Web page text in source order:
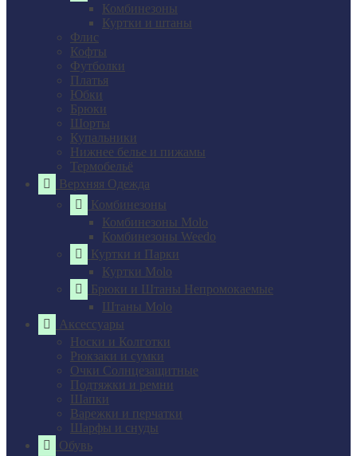
Комбинезоны
Куртки и штаны
Флис
Кофты
Футболки
Платья
Юбки
Брюки
Шорты
Купальники
Нижнее белье и пижамы
Термобельё
Верхняя Одежда
Комбинезоны
Комбинезоны Molo
Комбинезоны Weedo
Куртки и Парки
Куртки Molo
Брюки и Штаны Непромокаемые
Штаны Molo
Аксессуары
Носки и Колготки
Рюкзаки и сумки
Очки Солнцезащитные
Подтяжки и ремни
Шапки
Варежки и перчатки
Шарфы и снуды
Обувь